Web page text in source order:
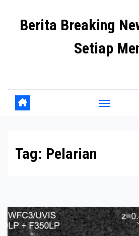
Berita Breaking
Setiap
Tag: Pelarian